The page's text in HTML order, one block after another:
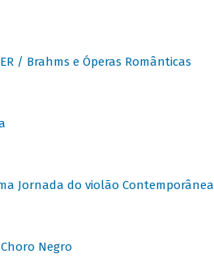
/ Brahms e Óperas Românticas
Jornada do violão Contemporânea
Choro Negro